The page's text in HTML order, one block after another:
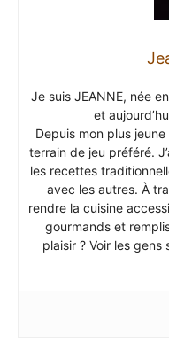
Je suis JEANNE, née
et
Depuis mon plus
terrain de jeu préféré.
les recettes
avec les autres. À
rendre la cuisine
gourmands et
plaisir ? Voir les